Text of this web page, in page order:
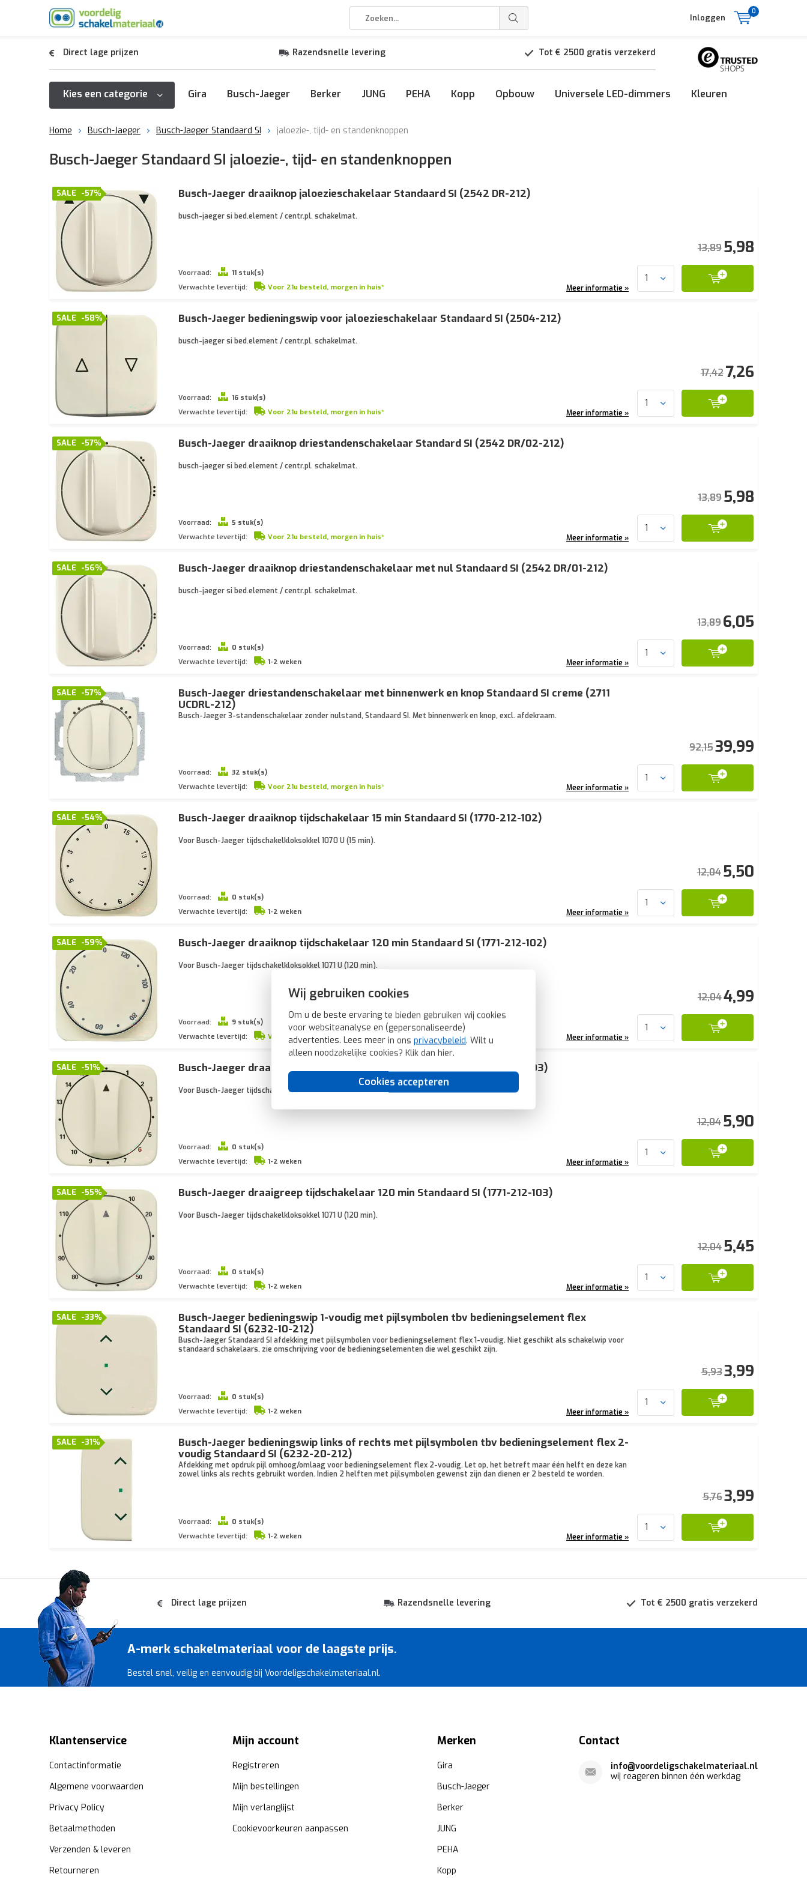
Wij gebruiken cookies
Om u de beste ervaring te bieden gebruiken wij cookies
voor websiteanalyse en (gepersonaliseerde)
advertenties. Lees meer in ons privacybeleid. Wilt u
alleen noodzakelijke cookies? Klik dan hier.
Cookies accepteren
Inloggen
0
Direct lage prijzen Razendsnelle levering Tot € 2500 gratis verzekerd
Kies een categorie Gira Busch-Jaeger Berker JUNG PEHA Kopp Opbouw Universele LED-dimmers Kleuren
Home Busch-Jaeger Busch-Jaeger Standaard SI jaloezie-, tijd- en standenknoppen
Busch-Jaeger Standaard SI jaloezie-, tijd- en standenknoppen
-57%
SALE Busch-Jaeger draaiknop jaloezieschakelaar Standaard SI (2542 DR-212)
busch-jaeger si bed.element / centr.pl. schakelmat.
Voorraad:
11 stuk(s)
Verwachte levertijd:
Voor 21u besteld, morgen in huis*
13,895,98
Meer informatie »
-58%
SALE Busch-Jaeger bedieningswip voor jaloezieschakelaar Standaard SI (2504-212)
busch-jaeger si bed.element / centr.pl. schakelmat.
Voorraad:
16 stuk(s)
Verwachte levertijd:
Voor 21u besteld, morgen in huis*
17,427,26
Meer informatie »
-57%
SALE Busch-Jaeger draaiknop driestandenschakelaar Standard SI (2542 DR/02-212)
busch-jaeger si bed.element / centr.pl. schakelmat.
Voorraad:
5 stuk(s)
Verwachte levertijd:
Voor 21u besteld, morgen in huis*
13,895,98
Meer informatie »
-56%
SALE Busch-Jaeger draaiknop driestandenschakelaar met nul Standaard SI (2542 DR/01-212)
busch-jaeger si bed.element / centr.pl. schakelmat.
Voorraad:
0 stuk(s)
Verwachte levertijd:
1-2 weken
13,896,05
Meer informatie »
-57%
SALE
Busch-Jaeger driestandenschakelaar met binnenwerk en knop Standaard SI creme (2711
UCDRL-212)
Busch-Jaeger 3-standenschakelaar zonder nulstand, Standaard SI. Met binnenwerk en knop, excl. afdekraam.
Voorraad:
32 stuk(s)
Verwachte levertijd:
Voor 21u besteld, morgen in huis*
92,1539,99
Meer informatie »
-54%
SALE Busch-Jaeger draaiknop tijdschakelaar 15 min Standaard SI (1770-212-102)
Voor Busch-Jaeger tijdschakelkloksokkel 1070 U (15 min).
Voorraad:
0 stuk(s)
Verwachte levertijd:
1-2 weken
12,045,50
Meer informatie »
-59%
SALE Busch-Jaeger draaiknop tijdschakelaar 120 min Standaard SI (1771-212-102)
Voor Busch-Jaeger tijdschakelkloksokkel 1071 U (120 min).
Voorraad:
9 stuk(s)
Verwachte levertijd:
Voor 21u besteld, morgen in huis*
12,044,99
Meer informatie »
-51%
SALE Busch-Jaeger draaigreep tijdschakelaar 15 min Standaard SI (1770-212-103)
Voor Busch-Jaeger tijdschakelkloksokkel 1070 U (15 min).
Voorraad:
0 stuk(s)
Verwachte levertijd:
1-2 weken
12,045,90
Meer informatie »
-55%
SALE Busch-Jaeger draaigreep tijdschakelaar 120 min Standaard SI (1771-212-103)
Voor Busch-Jaeger tijdschakelkloksokkel 1071 U (120 min).
Voorraad:
0 stuk(s)
Verwachte levertijd:
1-2 weken
12,045,45
Meer informatie »
-33%
SALE
Busch-Jaeger bedieningswip 1-voudig met pijlsymbolen tbv bedieningselement flex
Standaard SI (6232-10-212)
Busch-Jaeger Standaard SI afdekking met pijlsymbolen voor bedieningselement flex 1-voudig. Niet geschikt als schakelwip voor
standaard schakelaars, zie omschrijving voor de bedieningselementen die wel geschikt zijn.
Voorraad:
0 stuk(s)
Verwachte levertijd:
1-2 weken
5,933,99
Meer informatie »
-31%
SALE
Busch-Jaeger bedieningswip links of rechts met pijlsymbolen tbv bedieningselement flex 2-
voudig Standaard SI (6232-20-212)
Afdekking met opdruk pijl omhoog/omlaag voor bedieningselement flex 2-voudig. Let op, het betreft maar één helft en deze kan
zowel links als rechts gebruikt worden. Indien 2 helften met pijlsymbolen gewenst zijn dan dienen er 2 besteld te worden.
Voorraad:
0 stuk(s)
Verwachte levertijd:
1-2 weken
5,763,99
Meer informatie »
Direct lage prijzen Razendsnelle levering Tot € 2500 gratis verzekerd
A-merk schakelmateriaal voor de laagste prijs.
Bestel snel, veilig en eenvoudig bij Voordeligschakelmateriaal.nl.
Klantenservice
Contactinformatie
Algemene voorwaarden
Privacy Policy
Betaalmethoden
Verzenden & leveren
Retourneren
Mijn account
Registreren
Mijn bestellingen
Mijn verlanglijst
Cookievoorkeuren aanpassen
Merken
Gira
Busch-Jaeger
Berker
JUNG
PEHA
Kopp
Contact
info@voordeligschakelmateriaal.nl
wij reageren binnen één werkdag